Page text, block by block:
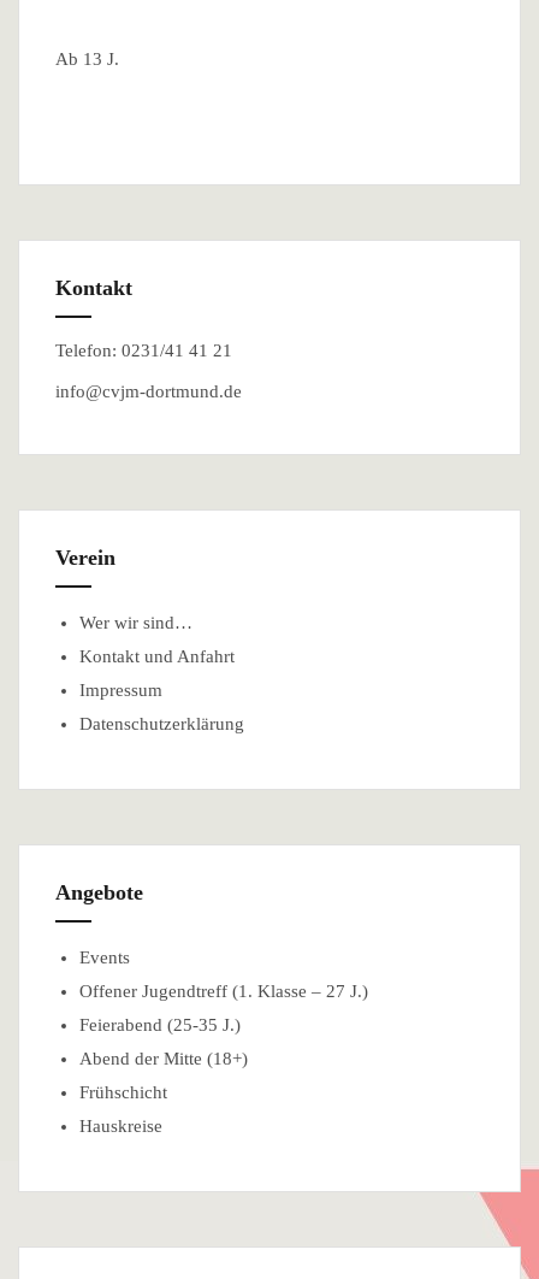
Ab 13 J.
Kontakt
Telefon: 0231/41 41 21
info@cvjm-dortmund.de
Verein
Wer wir sind…
Kontakt und Anfahrt
Impressum
Datenschutzerklärung
Angebote
Events
Offener Jugendtreff (1. Klasse – 27 J.)
Feierabend (25-35 J.)
Abend der Mitte (18+)
Frühschicht
Hauskreise